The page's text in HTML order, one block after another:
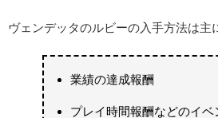
ヴェンデッタのルビーの入手方法は主
業績の達成報酬
プレイ時間報酬などのイベ